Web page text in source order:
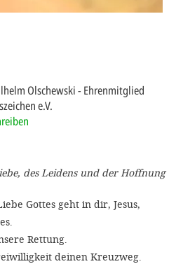
Olschewski Ehrenmitglied
e.V.
des Leidens und der Hoffnung
Gottes geht in dir, Jesus,
Rettung.
deinen Kreuzweg.
den